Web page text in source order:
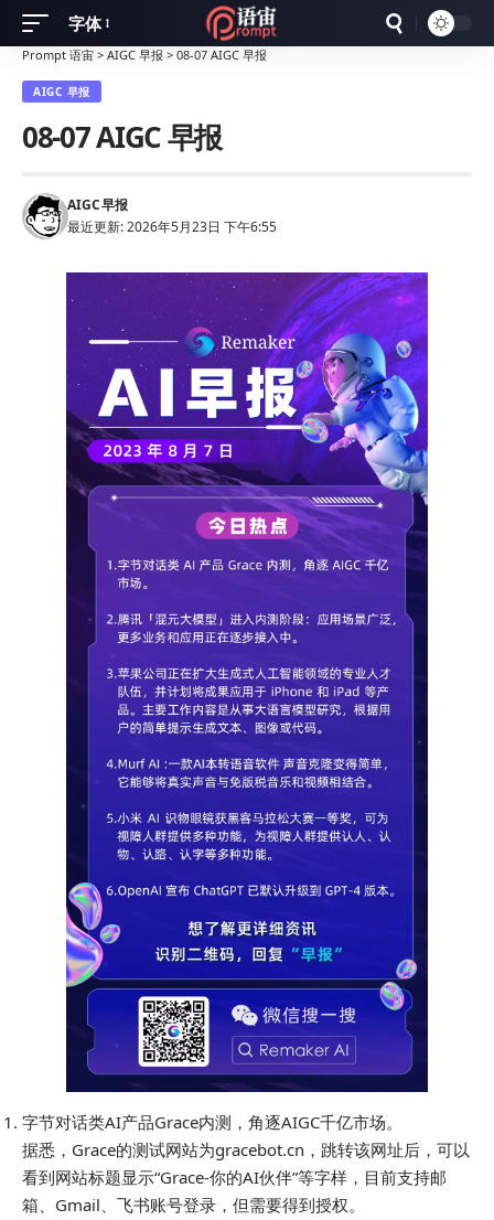
Font
Resizer
字体
Prompt 语宙 > AIGC 早报 > 08-07 AIGC 早报
AIGC 早报
08-07 AIGC 早报
最近更新: 2026年5月23日 下午6:55
AIGC早报
字节对话类AI产品Grace内测，角逐AIGC千亿市场。
据悉，Grace的测试网站为gracebot.cn，跳转该网址后，可以
看到网站标题显示“Grace-你的AI伙伴”等字样，目前支持邮
箱、Gmail、飞书账号登录，但需要得到授权。